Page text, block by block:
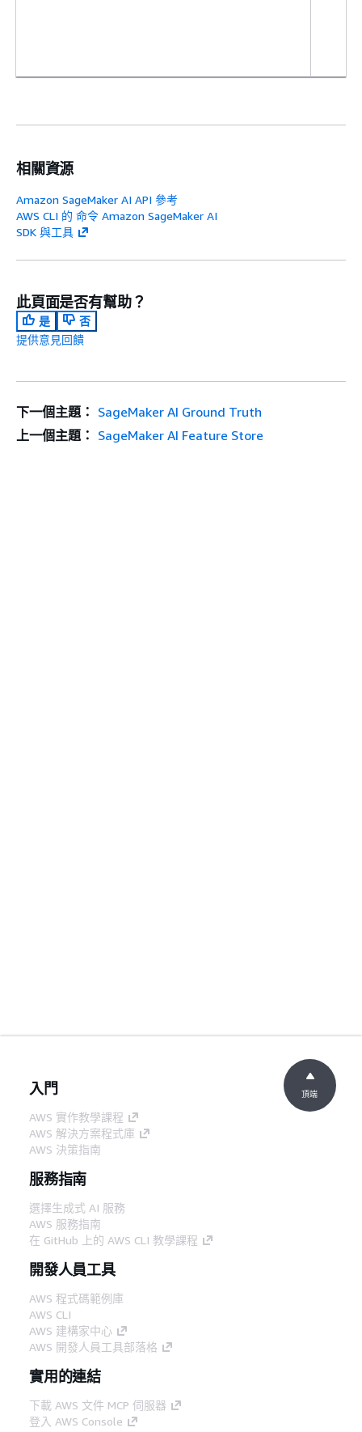
相關資源
Amazon SageMaker AI API 參考
AWS CLI 的 命令 Amazon SageMaker AI
SDK 與工具
此頁面是否有幫助？
是
否
提供意見回饋
下一個主題： SageMaker AI Ground Truth
上一個主題： SageMaker AI Feature Store
入門
AWS 實作教學課程
AWS 解決方案程式庫
AWS 決策指南
服務指南
選擇生成式 AI 服務
AWS 服務指南
在 GitHub 上的 AWS CLI 教學課程
開發人員工具
AWS 程式碼範例庫
AWS CLI
AWS 建構家中心
AWS 開發人員工具部落格
實用的連結
下載 AWS 文件 MCP 伺服器
登入 AWS Console
頂端